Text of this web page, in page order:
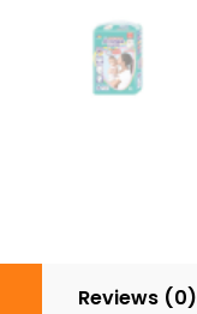
Reviews (0)